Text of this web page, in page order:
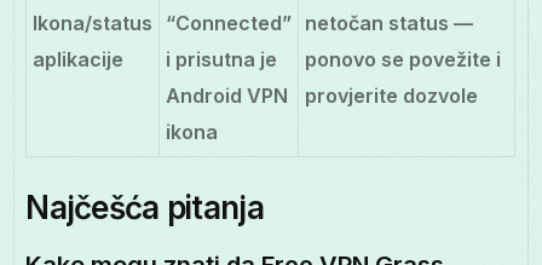
Ikona/status
aplikacije
“Connected”
i prisutna je
Android VPN
ikona
netočan status —
ponovo se povežite i
provjerite dozvole
Najčešća pitanja